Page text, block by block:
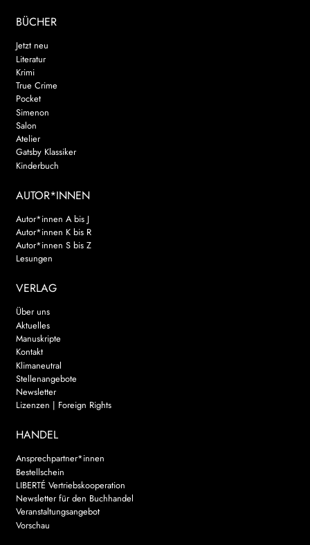
BÜCHER
Jetzt neu
Literatur
Krimi
True Crime
Pocket
Simenon
Salon
Atelier
Gatsby Klassiker
Kinderbuch
AUTOR*INNEN
Autor*innen A bis J
Autor*innen K bis R
Autor*innen S bis Z
Lesungen
VERLAG
Über uns
Aktuelles
Manuskripte
Kontakt
Klimaneutral
Stellenangebote
Newsletter
Lizenzen | Foreign Rights
HANDEL
Ansprechpartner*innen
Bestellschein
LIBERTÉ Vertriebskooperation
Newsletter für den Buchhandel
Veranstaltungsangebot
Vorschau